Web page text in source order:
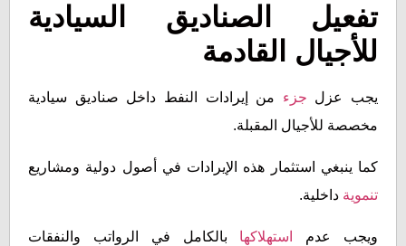
تفعيل الصناديق السيادية
للأجيال القادمة
يجب عزل جزء من إيرادات النفط داخل صناديق سيادية
مخصصة للأجيال المقبلة.
كما ينبغي استثمار هذه الإيرادات في أصول دولية ومشاريع
تنموية داخلية.
ويجب عدم استهلاكها بالكامل في الرواتب والنفقات